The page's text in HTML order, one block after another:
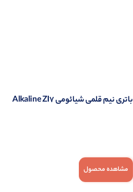
باتری نیم قلمی شیائومی Alkaline ZI7
مشاهده محصول